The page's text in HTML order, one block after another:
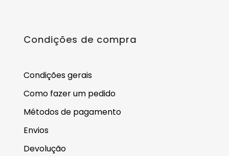
Condições de compra
Condições gerais
Como fazer um pedido
Métodos de pagamento
Envios
Devolução